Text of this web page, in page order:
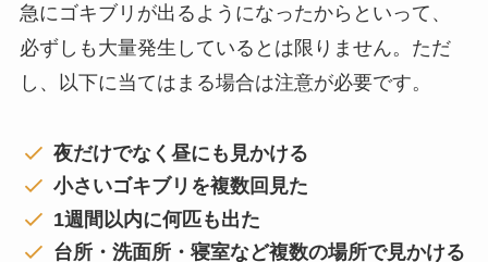
急にゴキブリが出るようになったからといって、
必ずしも大量発生しているとは限りません。ただ
し、以下に当てはまる場合は注意が必要です。
夜だけでなく昼にも見かける
小さいゴキブリを複数回見た
1週間以内に何匹も出た
台所・洗面所・寝室など複数の場所で見かける